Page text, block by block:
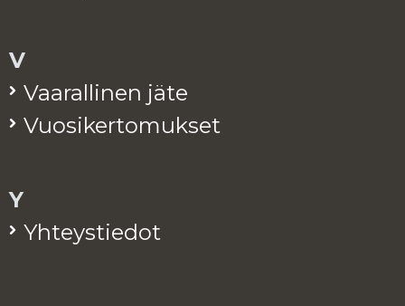
V
Vaa­ral­li­nen jäte
Vuo­si­ker­to­muk­set
Y
Yh­teys­tie­dot